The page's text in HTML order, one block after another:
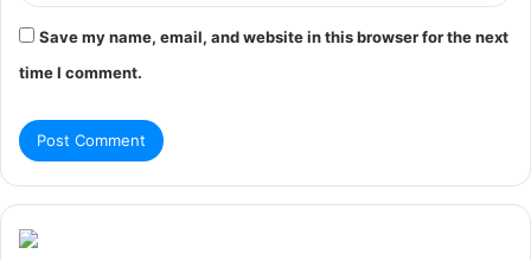
Save my name, email, and website in this browser for the next
time I comment.